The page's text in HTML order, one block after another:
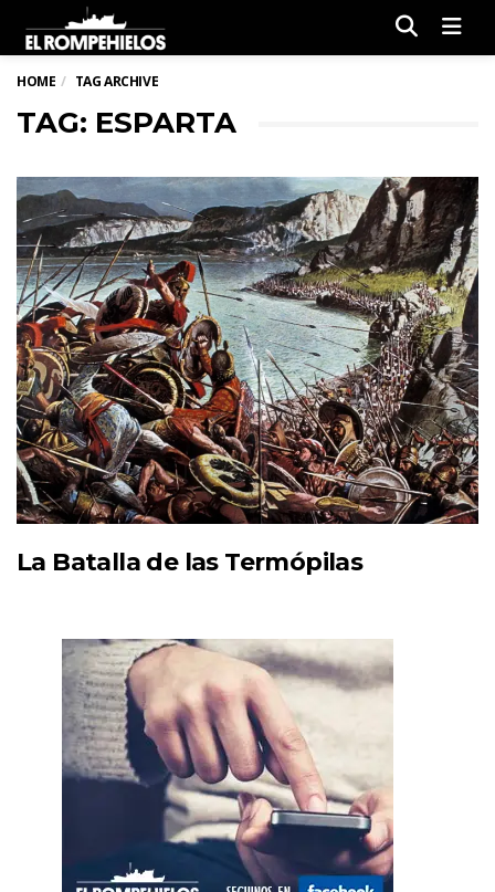
HOME TAG ARCHIVE
TAG: ESPARTA
La Batalla de las Termópilas